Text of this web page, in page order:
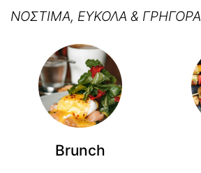
ΝΟΣΤΙΜΑ, ΕΥΚΟΛΑ &
Brunch